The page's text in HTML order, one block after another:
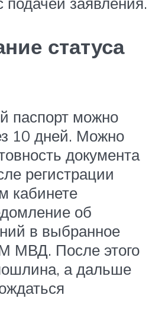
статуса
паспорт можно
10 дней. Можно
документа
регистрации
кабинете
об
в выбранное
МВД. После этого
а дальше